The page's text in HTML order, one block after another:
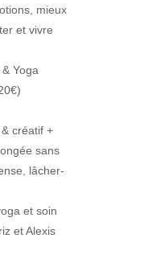
mieux
et vivre
Yoga
(20€)
créatif +
sans
lâcher-
et soin
et Alexis